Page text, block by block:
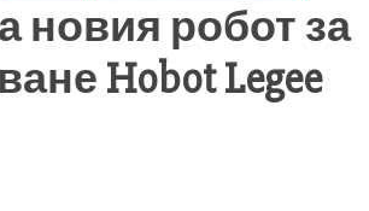
новия робот за
Hobot Legee